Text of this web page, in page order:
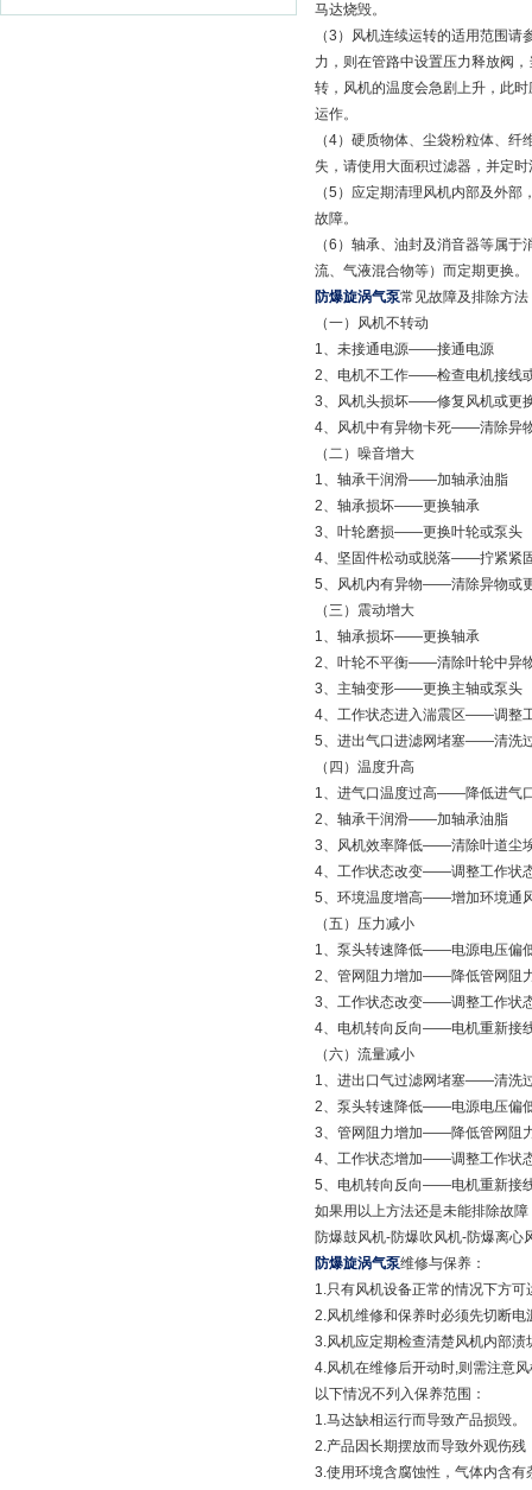
马达烧毁。
（3）风机连续运转的适用范围
力，则在管路中设置压力释放阀
转，风机的温度会急剧上升，此
运作。
（4）硬质物体、尘袋粉粒体、
失，请使用大面积过滤器，并定
（5）应定期清理风机内部及外
故障。
（6）轴承、油封及消音器等属
流、气液混合物等）而定期更换。
防爆旋涡气泵常见故障及排除
（一）风机不转动
1、未接通电源——接通电源
2、电机不工作——检查电机接线
3、风机头损坏——修复风机
4、风机中有异物卡死——清
（二）噪音增大
1、轴承干润滑——加轴承油
2、轴承损坏——更换轴承
3、叶轮磨损——更换叶轮或
4、坚固件松动或脱落——拧
5、风机内有异物——清除异物
（三）震动增大
1、轴承损坏——更换轴承
2、叶轮不平衡——清除叶轮中
3、主轴变形——更换主轴或
4、工作状态进入湍震区——调
5、进出气口进滤网堵塞——
（四）温度升高
1、进气口温度过高——降低
2、轴承干润滑——加轴承油
3、风机效率降低——清除叶道
4、工作状态改变——调整工
5、环境温度增高——增加环
（五）压力减小
1、泵头转速降低——电源电压
2、管网阻力增加——降低管
3、工作状态改变——调整工
4、电机转向反向——电机重
（六）流量减小
1、进出口气过滤网堵塞——
2、泵头转速降低——电源电压
3、管网阻力增加——降低管
4、工作状态增加——调整工
5、电机转向反向——电机重新接
如果用以上方法还是未能排除故
防爆鼓风机-防爆吹风机-防爆离心
防爆旋涡气泵维修与保养：
1.只有风机设备正常的情况下方可
2.风机维修和保养时必须先切断电
3.风机应定期检查清楚风机内部渍
4.风机在维修后开动时,则需注意
以下情况不列入保养范围：
1.马达缺相运行而导致产品损毁。
2.产品因长期摆放而导致外观伤残
3.使用环境含腐蚀性，气体内含